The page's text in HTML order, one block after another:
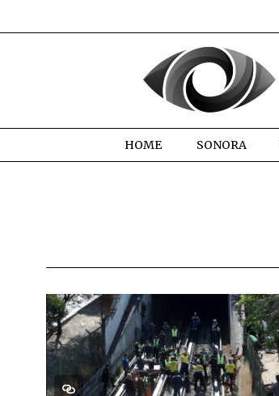
HOME SONORA